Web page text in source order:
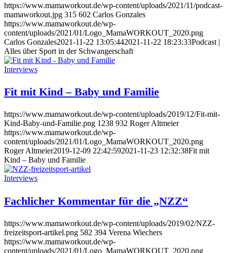
https://www.mamaworkout.de/wp-content/uploads/2021/11/podcast-
mamaworkout.jpg 315 602 Carlos Gonzales
https://www.mamaworkout.de/wp-
content/uploads/2021/01/Logo_MamaWORKOUT_2020.png
Carlos Gonzales2021-11-22 13:05:442021-11-22 18:23:33Podcast |
Alles über Sport in der Schwangerschaft
Interviews
Fit mit Kind – Baby und Familie
https://www.mamaworkout.de/wp-content/uploads/2019/12/Fit-mit-
Kind-Baby-und-Familie.png 1238 932 Roger Altmeier
https://www.mamaworkout.de/wp-
content/uploads/2021/01/Logo_MamaWORKOUT_2020.png
Roger Altmeier2019-12-09 22:42:592021-11-23 12:32:38Fit mit
Kind – Baby und Familie
Interviews
Fachlicher Kommentar für die „NZZ“
https://www.mamaworkout.de/wp-content/uploads/2019/02/NZZ-
freizeitsport-artikel.png 582 394 Verena Wiechers
https://www.mamaworkout.de/wp-
content/uploads/2021/01/Logo_MamaWORKOUT_2020.png